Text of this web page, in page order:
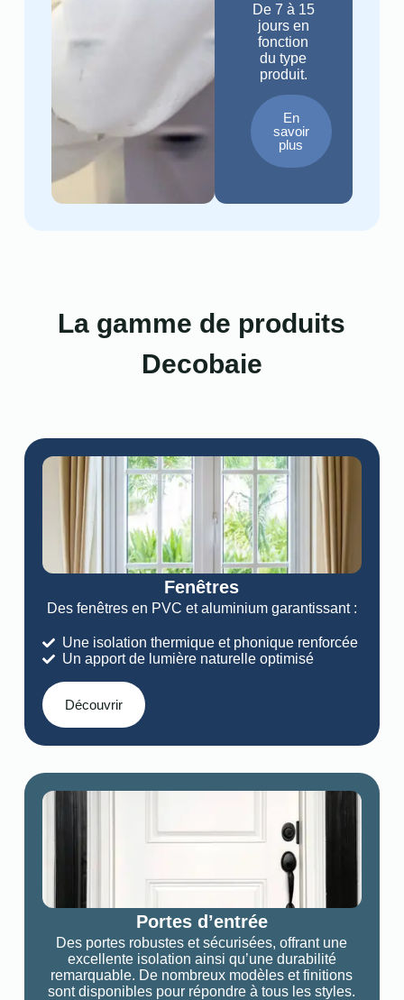
De 7 à 15
jours en
fonction
du type
produit.
En
savoir
plus
La gamme de produits
Decobaie​
Fenêtres
Des fenêtres en PVC et aluminium garantissant :
Une isolation thermique et phonique renforcée
Un apport de lumière naturelle optimisé
Découvrir
Portes d’entrée
Des portes robustes et sécurisées, offrant une
excellente isolation ainsi qu’une durabilité
remarquable. De nombreux modèles et finitions
sont disponibles pour répondre à tous les styles.